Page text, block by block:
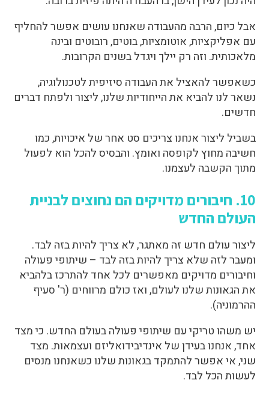
אבל כיום, הרבה מהעבודה שאנחנו עושים אפשר להחליף
עם אפליקציות, אוטומציות, בוטים, רובוטים ובינה
מלאכותית. וזה רק יילך ויגדל בשנים הקרובות.
כשאפשר להאציל את העבודה סיזיפית לטכנולוגיה,
נשאר לנו להביא את הייחודיות שלנו, ליצור ולפתח דברים
חדשים.
בשביל ליצור אנחנו צריכים סט אחר של איכויות, כמו
חשיבה מחוץ לקופסה ואומץ. והבסיס להכל הוא לפעול
מתוך הקשבה לעצמנו.
10. חיבורים מדויקים הם נחוצים לבניית
העולם החדש
ליצור עולם חדש זה מאתגר, לא צריך להיות בזה לבד.
ומעבר לזה שלא צריך להיות בזה לבד – שיתופי פעולה
וחיבורים מדויקים מאפשרים לכל אחד להתרכז בלהביא
את הגאונות שלנו לעולם, ואז כולם מרווחים (ר' סעיף
ההרמוניה).
יש משהו טריקי עם שיתופי פעולה בעולם החדש. כי מצד
אחד, אנחנו בעידן של אינדיבידואליזם ועצמאות. מצד
שני, אי אפשר להתמקד בגאונות שלנו כשאנחנו מנסים
לעשות הכל לבד.